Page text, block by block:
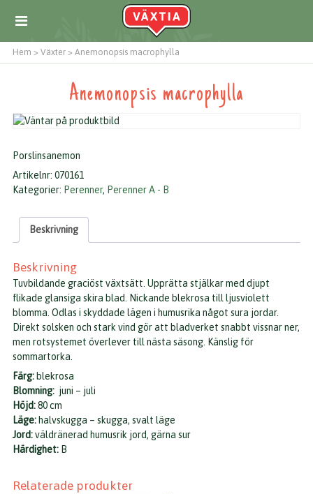
Hem > Växter > Anemonopsis macrophylla
Anemonopsis macrophylla
Porslinsanemon
Artikelnr: 070161
Kategorier: Perenner, Perenner A - B
Beskrivning
Beskrivning
Tuvbildande graciöst växtsätt. Upprätta stjälkar med djupt
flikade glansiga skira blad. Nickande blekrosa till ljusviolett
blomma. Odlas i skyddade lägen i humusrika något sura jordar.
Direkt solsken och stark vind gör att bladverket snabbt vissnar ner,
men rotsystemet överlever till nästa säsong. Känslig för
sommartorka.
Färg: blekrosa
Blomning: juni – juli
Höjd:80 cm
Läge: halvskugga – skugga, svalt läge
Jord:väldränerad humusrik jord, gärna sur
Härdighet: B
Relaterade produkter